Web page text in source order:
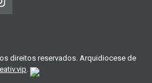
direitos reservados. Arquidiocese de